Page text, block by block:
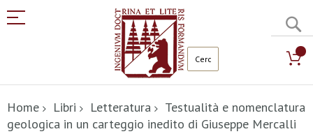
al
contenuto
Home Libri Letteratura
Testualità e nomenclatura
geologica in un carteggio inedito di Giuseppe Mercalli